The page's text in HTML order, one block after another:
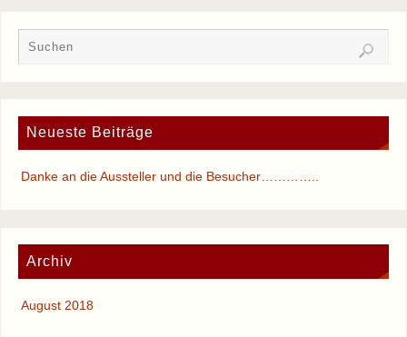
Neueste Beiträge
Danke an die Aussteller und die Besucher…………..
Archiv
August 2018